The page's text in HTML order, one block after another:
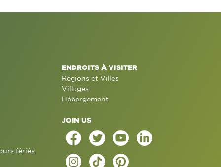
fériés
ENDROITS À VISITER
Régions et Villes
Villages
Hébergement
JOIN US